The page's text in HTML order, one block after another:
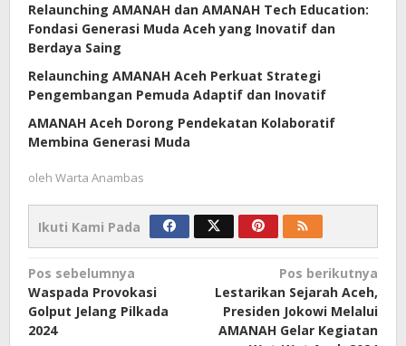
Relaunching AMANAH dan AMANAH Tech Education:
Fondasi Generasi Muda Aceh yang Inovatif dan
Berdaya Saing
Relaunching AMANAH Aceh Perkuat Strategi
Pengembangan Pemuda Adaptif dan Inovatif
AMANAH Aceh Dorong Pendekatan Kolaboratif
Membina Generasi Muda
oleh Warta Anambas
Ikuti Kami Pada
Navigasi
pos
Pos sebelumnya
Waspada Provokasi
Golput Jelang Pilkada
2024
Pos berikutnya
Lestarikan Sejarah Aceh,
Presiden Jokowi Melalui
AMANAH Gelar Kegiatan